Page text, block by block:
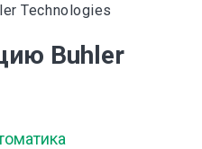
Technologies
Buhler